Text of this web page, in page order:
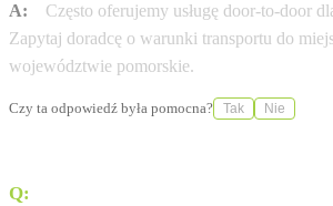
A:
Często oferujemy usługę door-to-door
Zapytaj doradcę o warunki transportu do
województwie pomorskie.
Czy ta odpowiedź była pomocna? Tak Nie
Q: